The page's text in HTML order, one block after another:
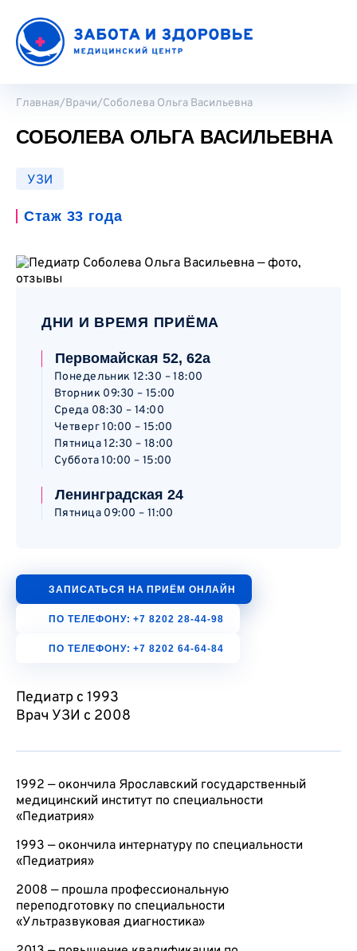
Главная/Врачи/Соболева Ольга Васильевна
УЗИ
СОБОЛЕВА ОЛЬГА ВАСИЛЬЕВНА
Стаж 33 года
ДНИ И ВРЕМЯ ПРИЁМА
Первомайская 52, 62а
Понедельник 12:30 – 18:00
Вторник 09:30 – 15:00
Среда 08:30 – 14:00
Четверг 10:00 – 15:00
Пятница 12:30 – 18:00
Суббота 10:00 – 15:00
Ленинградская 24
Пятница 09:00 – 11:00
ЗАПИСАТЬСЯ НА ПРИЁМ ОНЛАЙН
ПО ТЕЛЕФОНУ:+7 8202 28-44-98
ПО ТЕЛЕФОНУ:+7 8202 64-64-84
Педиатр с 1993
Врач УЗИ с 2008
1992 — окончила Ярославский государственный
медицинский институт по специальности
«Педиатрия»
1993 — окончила интернатуру по специальности
«Педиатрия»
2008 — прошла профессиональную
переподготовку по специальности
«Ультразвуковая диагностика»